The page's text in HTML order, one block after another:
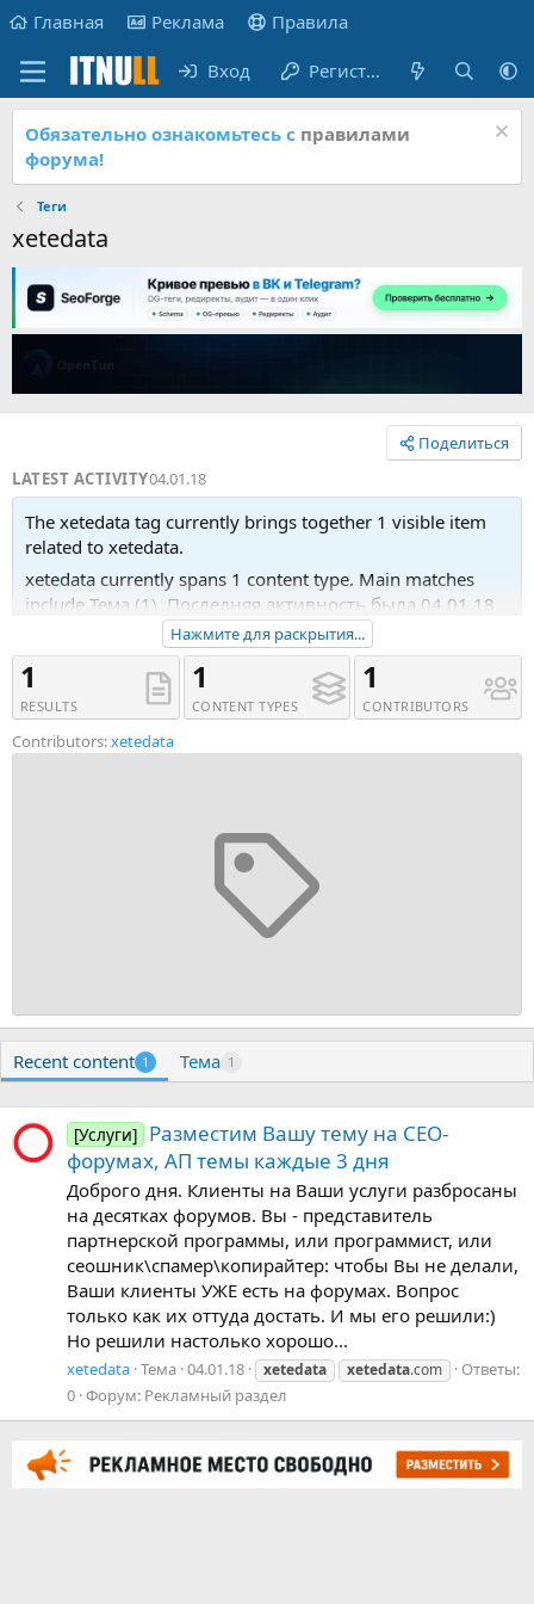
Главная Реклама Правила
Вход Регистрация
Обязательно ознакомьтесь с правилами
форума!
Теги
xetedata
Поделиться
LATEST ACTIVITY04.01.18
The xetedata tag currently brings together 1 visible item
related to xetedata.
xetedata currently spans 1 content type. Main matches
include Тема (1). Последняя активность была 04.01.18
Recent tagged content includes Тема 'Разместим Вашу
тему на СЕО-форумах, АП темы каждые 3 дня'.
Нажмите для раскрытия...
1
RESULTS
1
CONTENT TYPES
1
CONTRIBUTORS
Contributors:xetedata
Recent content 1 Тема 1
[Услуги] Разместим Вашу тему на СЕО-
форумах, АП темы каждые 3 дня
Доброго дня. Клиенты на Ваши услуги разбросаны
на десятках форумов. Вы - представитель
партнерской программы, или программист, или
сеошник\спамер\копирайтер: чтобы Вы не делали,
Ваши клиенты УЖЕ есть на форумах. Вопрос
только как их оттуда достать. И мы его решили:)
Но решили настолько хорошо...
xetedata Тема 04.01.18 xetedata xetedata.com
Ответы:
0 Форум: Рекламный раздел